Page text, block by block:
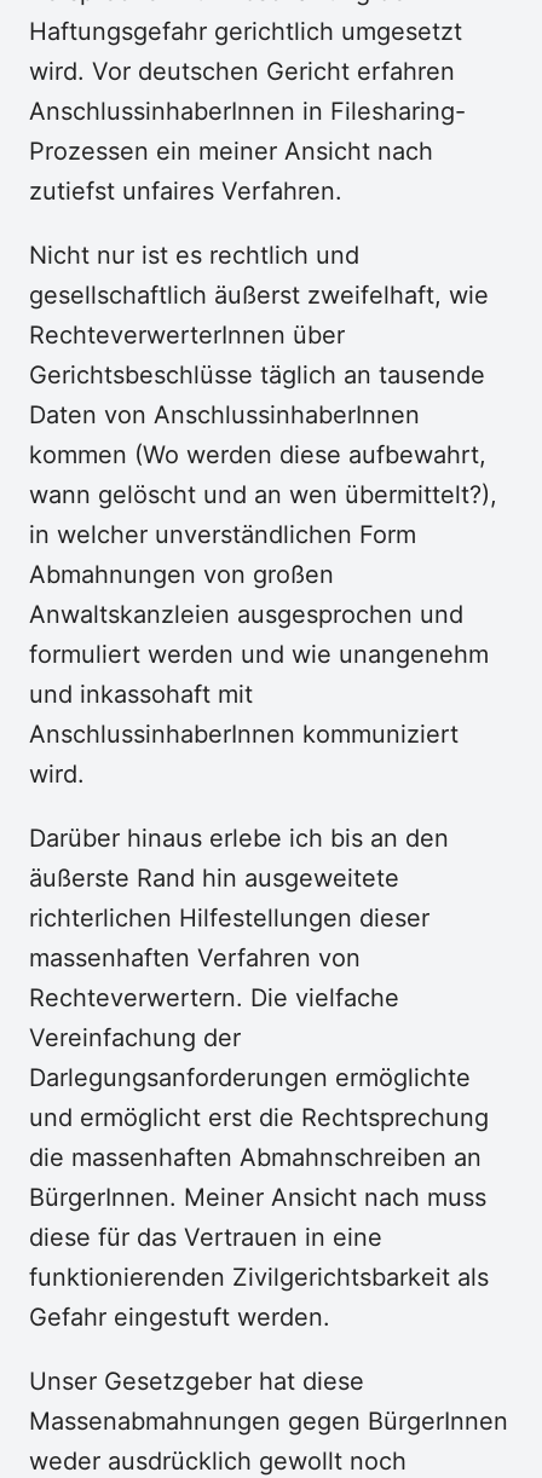
Haftungsgefahr gerichtlich umgesetzt
wird. Vor deutschen Gericht erfahren
AnschlussinhaberInnen in Filesharing-
Prozessen ein meiner Ansicht nach
zutiefst unfaires Verfahren.
Nicht nur ist es rechtlich und
gesellschaftlich äußerst zweifelhaft, wie
RechteverwerterInnen über
Gerichtsbeschlüsse täglich an tausende
Daten von AnschlussinhaberInnen
kommen (Wo werden diese aufbewahrt,
wann gelöscht und an wen übermittelt?),
in welcher unverständlichen Form
Abmahnungen von großen
Anwaltskanzleien ausgesprochen und
formuliert werden und wie unangenehm
und inkassohaft mit
AnschlussinhaberInnen kommuniziert
wird.
Darüber hinaus erlebe ich bis an den
äußerste Rand hin ausgeweitete
richterlichen Hilfestellungen dieser
massenhaften Verfahren von
Rechteverwertern. Die vielfache
Vereinfachung der
Darlegungsanforderungen ermöglichte
und ermöglicht erst die Rechtsprechung
die massenhaften Abmahnschreiben an
BürgerInnen. Meiner Ansicht nach muss
diese für das Vertrauen in eine
funktionierenden Zivilgerichtsbarkeit als
Gefahr eingestuft werden.
Unser Gesetzgeber hat diese
Massenabmahnungen gegen BürgerInnen
weder ausdrücklich gewollt noch